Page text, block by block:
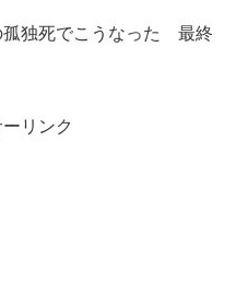
孤独死でこうなった 最終
リンク